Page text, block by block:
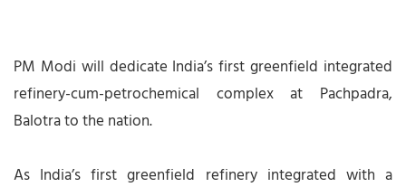
PM Modi will dedicate India’s first greenfield integrated
refinery-cum-petrochemical complex at Pachpadra,
Balotra to the nation.
As India’s first greenfield refinery integrated with a